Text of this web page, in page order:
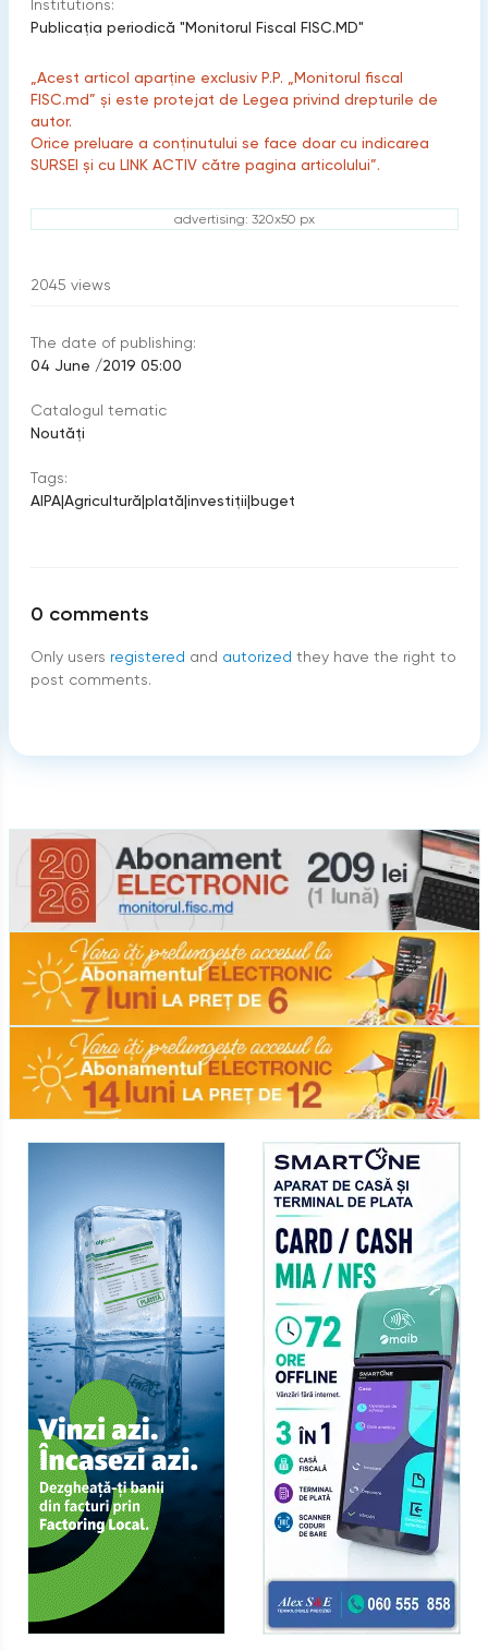
Institutions:
Publicaţia periodică "Monitorul Fiscal FISC.MD"
„Acest articol aparține exclusiv P.P. „Monitorul fiscal
FISC.md” și este protejat de Legea privind drepturile de
autor.
Orice preluare a conținutului se face doar cu indicarea
SURSEI și cu LINK ACTIV către pagina articolului”.
advertising: 320x50 px
2045 views
The date of publishing:
04 June /2019 05:00
Catalogul tematic
Noutăți
Tags:
AIPA|Agricultură|plată|investiţii|buget
0 comments
Only users registered and autorized they have the right to
post comments.